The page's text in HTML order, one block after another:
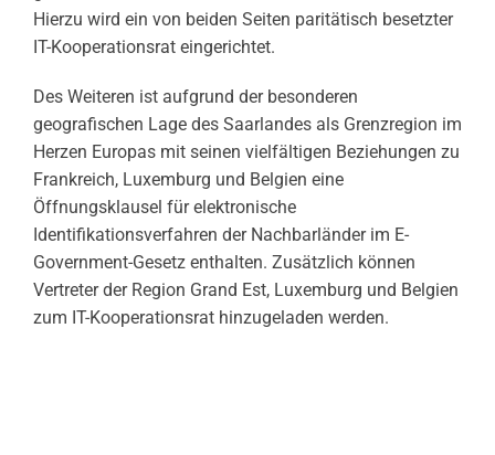
Hierzu wird ein von beiden Seiten paritätisch besetzter
IT-Kooperationsrat eingerichtet.
Des Weiteren ist aufgrund der besonderen
geografischen Lage des Saarlandes als Grenzregion im
Herzen Europas mit seinen vielfältigen Beziehungen zu
Frankreich, Luxemburg und Belgien eine
Öffnungsklausel für elektronische
Identifikationsverfahren der Nachbarländer im E-
Government-Gesetz enthalten. Zusätzlich können
Vertreter der Region Grand Est, Luxemburg und Belgien
zum IT-Kooperationsrat hinzugeladen werden.